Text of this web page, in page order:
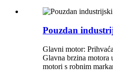
Pouzdan
Glavni motor:
Glavna brzina motora
motori s robnim